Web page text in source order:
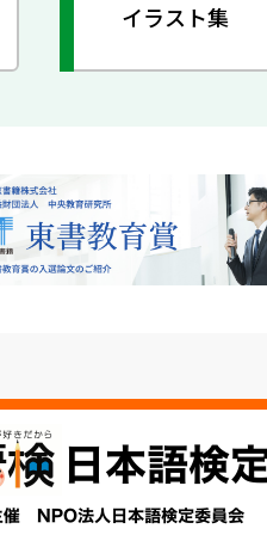
イラスト集